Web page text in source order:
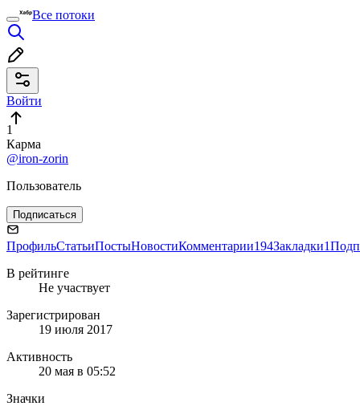
Все потоки
Войти
1
Карма
@iron-zorin
Пользователь
Подписаться
ПрофильСтатьиПостыНовостиКомментарии194Закладки1
В рейтинге
Не участвует
Зарегистрирован
19 июля 2017
Активность
20 мая в 05:52
Значки